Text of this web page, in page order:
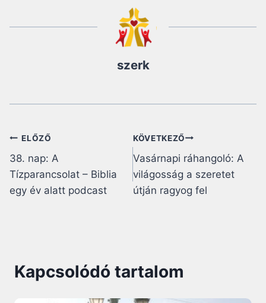
szerk
Bejegyzés
navigáció
ELŐZŐ
38. nap: A
Tízparancsolat – Biblia
egy év alatt podcast
KÖVETKEZŐ
Vasárnapi ráhangoló: A
világosság a szeretet
útján ragyog fel
Kapcsolódó tartalom